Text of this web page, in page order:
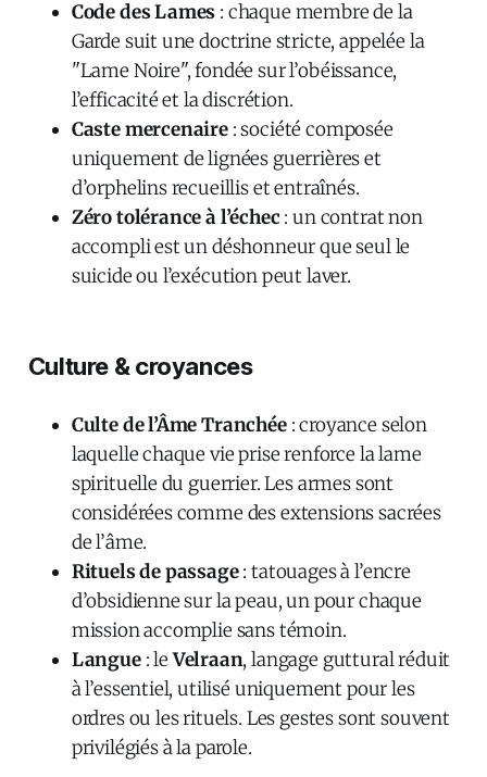
Code des Lames : chaque membre de la
Garde suit une doctrine stricte, appelée la
"Lame Noire", fondée sur l’obéissance,
l’efficacité et la discrétion.
Caste mercenaire: société composée
uniquement de lignées guerrières et
d’orphelins recueillis et entraînés.
Zéro tolérance à l’échec : un contrat non
accompli est un déshonneur que seul le
suicide ou l’exécution peut laver.
Culture & croyances
Culte de l’Âme Tranchée: croyance selon
laquelle chaque vie prise renforce la lame
spirituelle du guerrier. Les armes sont
considérées comme des extensions sacrées
de l’âme.
Rituels de passage: tatouages à l’encre
d’obsidienne sur la peau, un pour chaque
mission accomplie sans témoin.
Langue: leVelraan, langage guttural réduit
à l’essentiel, utilisé uniquement pour les
ordres ou les rituels. Les gestes sont souvent
privilégiés à la parole.